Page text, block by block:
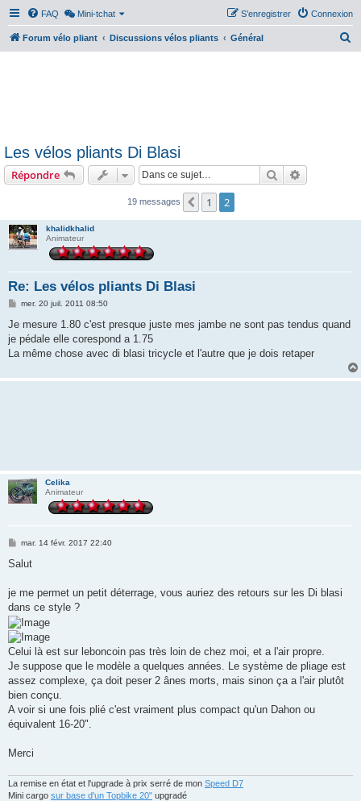
FAQ Mini-tchat Connexion
S’enregistrer
Forum vélo pliant Discussions vélos pliants Général
Les vélos pliants Di Blasi
Répondre Rechercher
19 messages Précédente
1 2
khalidkhalid
Animateur
Re: Les vélos pliants Di Blasi
M
s
a
g
mer. 20 juil. 2011 08:50
Je mesure 1.80 c'est presque juste mes jambe ne sont pas tendus quand
je pédale elle corespond a 1.75
La même chose avec di blasi tricycle et l'autre que je dois retaper
Celika
Animateur
M
s
g
mar. 14 févr. 2017 22:40
Salut
je me permet un petit déterrage, vous auriez des retours sur les Di blasi
dans ce style ?
Celui là est sur leboncoin pas très loin de chez moi, et a l'air propre.
Je suppose que le modèle a quelques années. Le système de pliage est
assez complexe, ça doit peser 2 ânes morts, mais sinon ça a l'air plutôt
bien conçu.
A voir si une fois plié c'est vraiment plus compact qu'un Dahon ou
équivalent 16-20".
Merci
La remise en état et l'upgrade à prix serré de mon Speed D7
Mini cargo sur base d'un Topbike 20" upgradé